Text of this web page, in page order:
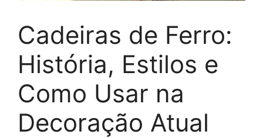
Cadeiras de Ferro:
História, Estilos e
Como Usar na
Decoração Atual